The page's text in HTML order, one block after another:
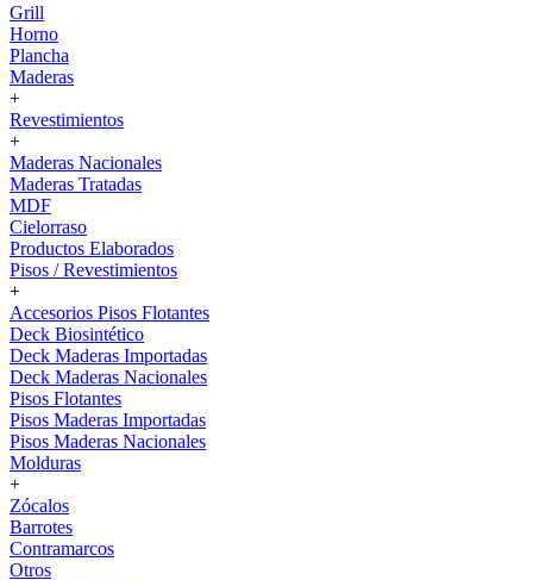
Grill
Horno
Plancha
Maderas
+
Revestimientos
+
Maderas Nacionales
Maderas Tratadas
MDF
Cielorraso
Productos Elaborados
Pisos / Revestimientos
+
Accesorios Pisos Flotantes
Deck Biosintético
Deck Maderas Importadas
Deck Maderas Nacionales
Pisos Flotantes
Pisos Maderas Importadas
Pisos Maderas Nacionales
Molduras
+
Zócalos
Barrotes
Contramarcos
Otros